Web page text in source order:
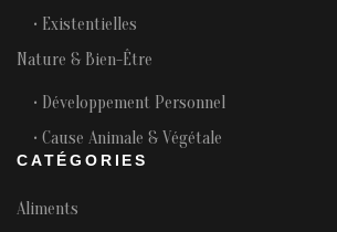
• Existentielles
Nature & Bien-Être
• Développement Personnel
• Cause Animale & Végétale
CATÉGORIES
Aliments